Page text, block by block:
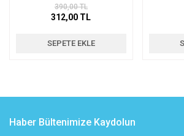
390,00 TL
312,00 TL
SEPETE EKLE
Haber Bültenimize Kaydolun